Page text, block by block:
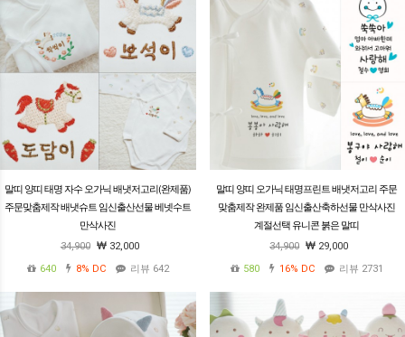
말띠 양띠 태명 자수 오가닉 배냇저고리(완제품)
주문맞춤제작 배냇슈트 임신출산선물 베넷수트
만삭사진
34,900
32,000
640
8% DC 리뷰 642
말띠 양띠 오가닉 태명프린트 배냇저고리 주문
맞춤제작 완제품 임신출산축하선물 만삭사진
계절선택 유니콘 붉은 말띠
34,900
29,000
580
16% DC 리뷰 2731